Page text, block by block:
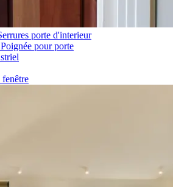
porte d'interieur
Poignée pour porte